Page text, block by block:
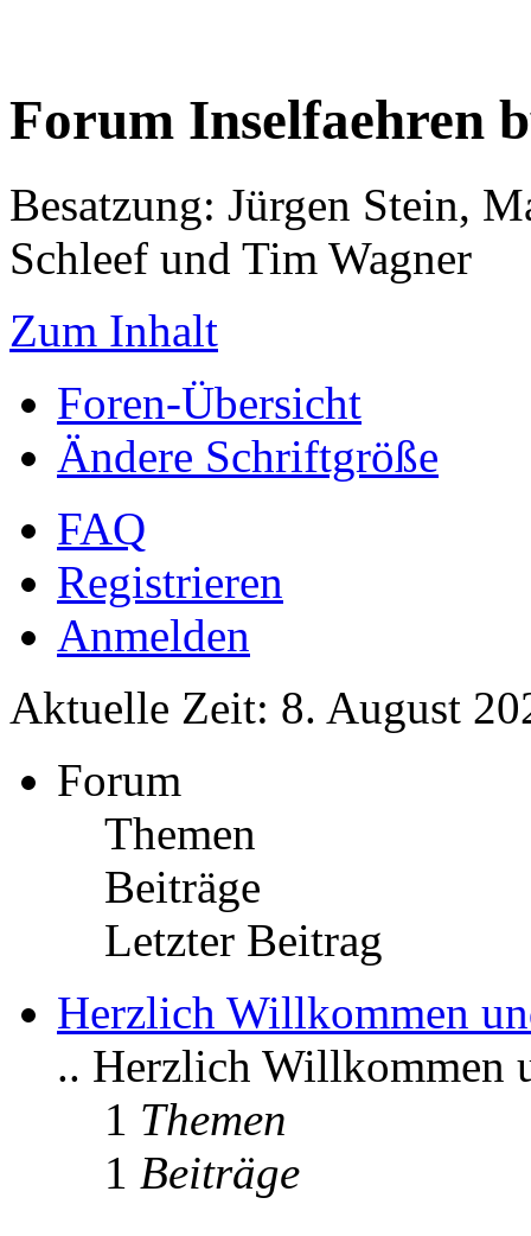
Forum Inselfaehren
Besatzung: Jürgen Stein,
Schleef und Tim Wagner
Zum Inhalt
Foren-Übersicht
Ändere Schriftgröße
FAQ
Registrieren
Anmelden
Aktuelle Zeit: 8. August
Forum
Themen
Beiträge
Letzter Beitrag
Herzlich Willkommen
.. Herzlich Willkommen
1 Themen
1 Beiträge